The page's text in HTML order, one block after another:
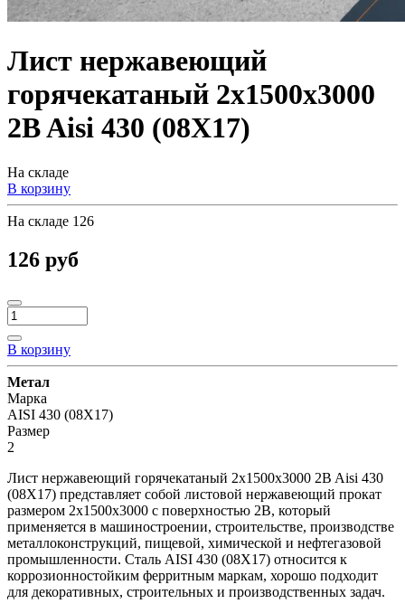
Лист нержавеющий
горячекатаный 2х1500х3000
2B Aisi 430 (08Х17)
На складе
В корзину
На складе 126
126 руб
В корзину
Метал
Марка
AISI 430 (08Х17)
Размер
2
Лист нержавеющий горячекатаный 2х1500х3000 2B Aisi 430
(08Х17) представляет собой листовой нержавеющий прокат
размером 2х1500х3000 с поверхностью 2B, который
применяется в машиностроении, строительстве, производстве
металлоконструкций, пищевой, химической и нефтегазовой
промышленности. Сталь AISI 430 (08Х17) относится к
коррозионностойким ферритным маркам, хорошо подходит
для декоративных, строительных и производственных задач.